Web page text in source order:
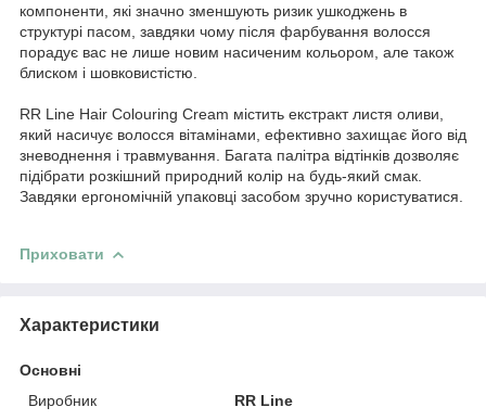
компоненти, які значно зменшують ризик ушкоджень в
структурі пасом, завдяки чому після фарбування волосся
порадує вас не лише новим насиченим кольором, але також
блиском і шовковистістю.
RR Line Hair Colouring Cream містить екстракт листя оливи,
який насичує волосся вітамінами, ефективно захищає його від
зневоднення і травмування. Багата палітра відтінків дозволяє
підібрати розкішний природний колір на будь-який смак.
Завдяки ергономічній упаковці засобом зручно користуватися.
Приховати
Характеристики
Основні
Виробник
RR Line